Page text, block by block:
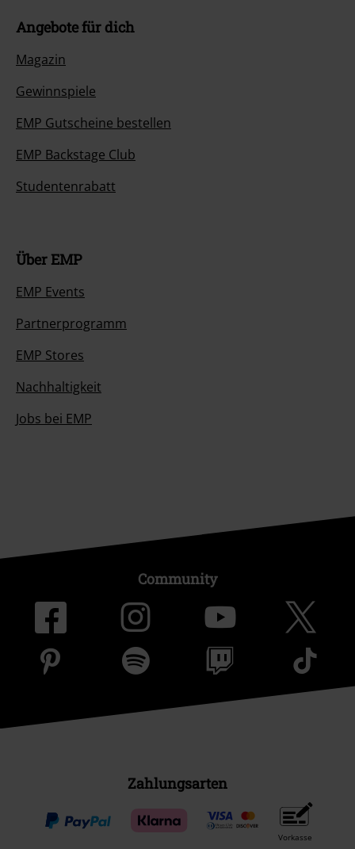
Angebote für dich
Magazin
Gewinnspiele
EMP Gutscheine bestellen
EMP Backstage Club
Studentenrabatt
Über EMP
EMP Events
Partnerprogramm
EMP Stores
Nachhaltigkeit
Jobs bei EMP
Community
Zahlungsarten
Vorkasse